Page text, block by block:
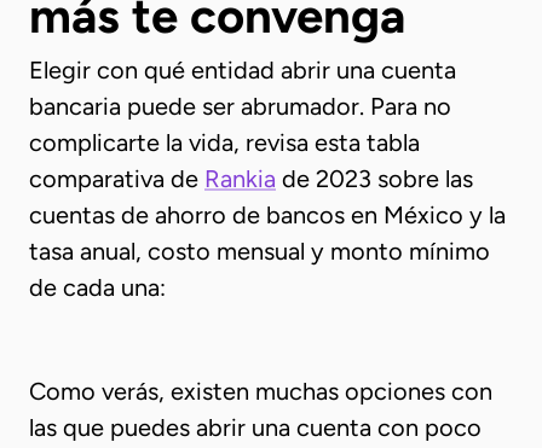
más te convenga
Elegir con qué entidad abrir una cuenta
bancaria puede ser abrumador. Para no
complicarte la vida, revisa esta tabla
comparativa de Rankia de 2023 sobre las
cuentas de ahorro de bancos en México y la
tasa anual, costo mensual y monto mínimo
de cada una:
Como verás, existen muchas opciones con
las que puedes abrir una cuenta con poco